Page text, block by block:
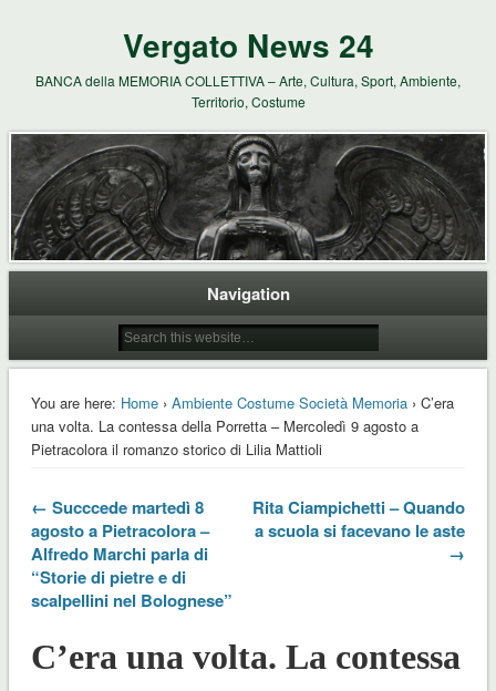
Vergato News 24
BANCA della MEMORIA COLLETTIVA – Arte, Cultura, Sport, Ambiente,
Territorio, Costume
Navigation
You are here: Home› Ambiente Costume Società Memoria› C’era
una volta. La contessa della Porretta – Mercoledì 9 agosto a
Pietracolora il romanzo storico di Lilia Mattioli
← Succcede martedì 8
agosto a Pietracolora –
Alfredo Marchi parla di
“Storie di pietre e di
scalpellini nel Bolognese”
Rita Ciampichetti – Quando
a scuola si facevano le aste
→
C’era una volta. La contessa